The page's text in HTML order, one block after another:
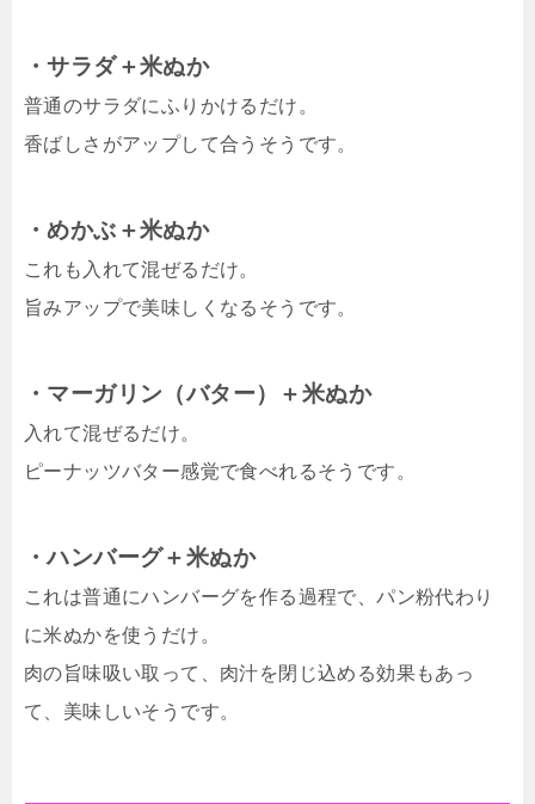
・サラダ＋米ぬか
普通のサラダにふりかけるだけ。
香ばしさがアップして合うそうです。
・めかぶ＋米ぬか
これも入れて混ぜるだけ。
旨みアップで美味しくなるそうです。
・マーガリン（バター）＋米ぬか
入れて混ぜるだけ。
ピーナッツバター感覚で食べれるそうです。
・ハンバーグ＋米ぬか
これは普通にハンバーグを作る過程で、パン粉代わり
に米ぬかを使うだけ。
肉の旨味吸い取って、肉汁を閉じ込める効果もあっ
て、美味しいそうです。